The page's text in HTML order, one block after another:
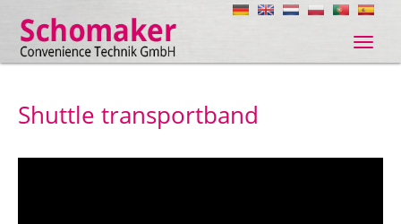
ein-/
Shuttle transportband